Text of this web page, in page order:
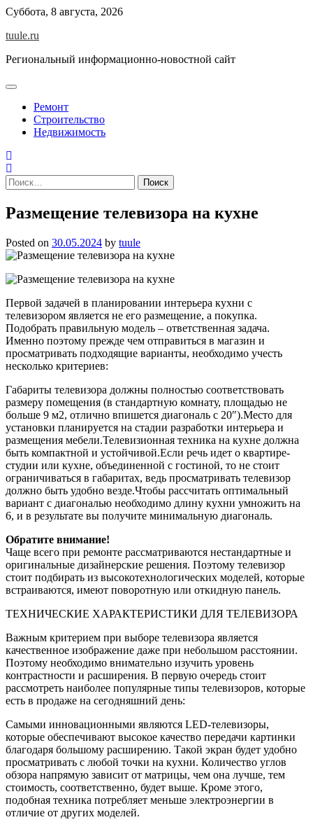
Skip
content
Суббота, 8 августа, 2026
tuule.ru
Региональный информационно-новостной сайт
Ремонт
Строительство
Недвижимость
Найти:
Размещение телевизора на кухне
Posted on 30.05.2024 by tuule
Первой задачей в планировании интерьера кухни с
телевизором является не его размещение, а покупка.
Подобрать правильную модель – ответственная задача.
Именно поэтому прежде чем отправиться в магазин и
просматривать подходящие варианты, необходимо учесть
несколько критериев:
Габариты телевизора должны полностью соответствовать
размеру помещения (в стандартную комнату, площадью не
больше 9 м2, отлично впишется диагональ с 20″).Место для
установки планируется на стадии разработки интерьера и
размещения мебели.Телевизионная техника на кухне должна
быть компактной и устойчивой.Если речь идет о квартире-
студии или кухне, объединенной с гостиной, то не стоит
ограничиваться в габаритах, ведь просматривать телевизор
должно быть удобно везде.Чтобы рассчитать оптимальный
вариант с диагональю необходимо длину кухни умножить на
6, и в результате вы получите минимальную диагональ.
Обратите внимание!
Чаще всего при ремонте рассматриваются нестандартные и
оригинальные дизайнерские решения. Поэтому телевизор
стоит подбирать из высокотехнологических моделей, которые
встраиваются, имеют поворотную или откидную панель.
ТЕХНИЧЕСКИЕ ХАРАКТЕРИСТИКИ ДЛЯ ТЕЛЕВИЗОРА
Важным критерием при выборе телевизора является
качественное изображение даже при небольшом расстоянии.
Поэтому необходимо внимательно изучить уровень
контрастности и расширения. В первую очередь стоит
рассмотреть наиболее популярные типы телевизоров, которые
есть в продаже на сегодняшний день:
Самыми инновационными являются LED-телевизоры,
которые обеспечивают высокое качество передачи картинки
благодаря большому расширению. Такой экран будет удобно
просматривать с любой точки на кухни. Количество углов
обзора напрямую зависит от матрицы, чем она лучше, тем
стоимость, соответственно, будет выше. Кроме этого,
подобная техника потребляет меньше электроэнергии в
отличие от других моделей.